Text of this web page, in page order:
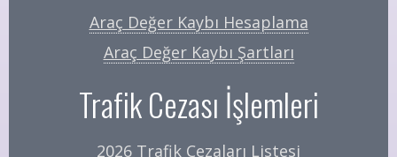
Araç Değer Kaybı Hesaplama
Araç Değer Kaybı Şartları
Trafik Cezası İşlemleri
2026 Trafik Cezaları Listesi